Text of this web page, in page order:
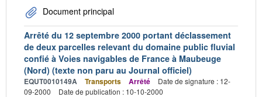
Document principal
Arrêté du 12 septembre 2000 portant déclassement
de deux parcelles relevant du domaine public fluvial
confié à Voies navigables de France à Maubeuge
(Nord) (texte non paru au Journal officiel)
EQUT0010149A Transports Arrêté
Date de signature : 12-
09-2000
Date de publication : 10-10-2000